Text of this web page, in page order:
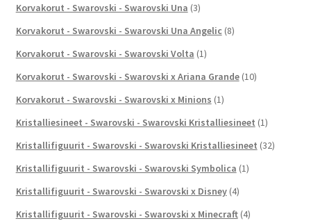
Korvakorut - Swarovski - Swarovski Una (3)
Korvakorut - Swarovski - Swarovski Una Angelic (8)
Korvakorut - Swarovski - Swarovski Volta (1)
Korvakorut - Swarovski - Swarovski x Ariana Grande (10)
Korvakorut - Swarovski - Swarovski x Minions (1)
Kristalliesineet - Swarovski - Swarovski Kristalliesineet (1)
Kristallifiguurit - Swarovski - Swarovski Kristalliesineet (32)
Kristallifiguurit - Swarovski - Swarovski Symbolica (1)
Kristallifiguurit - Swarovski - Swarovski x Disney (4)
Kristallifiguurit - Swarovski - Swarovski x Minecraft (4)